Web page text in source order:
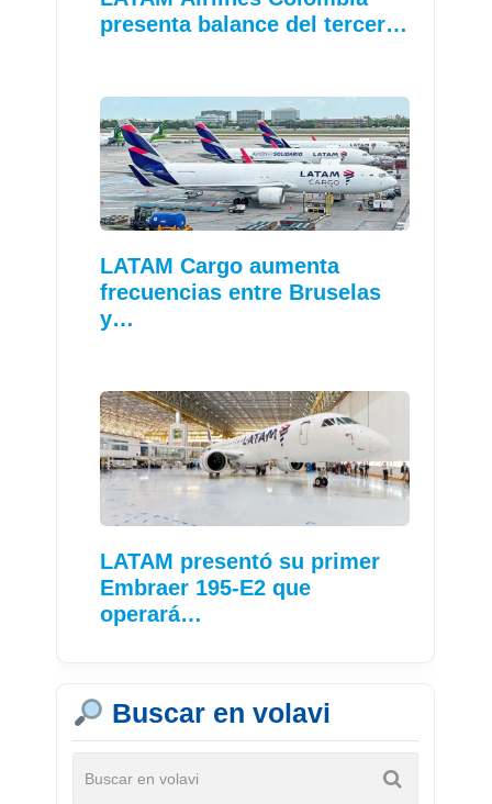
presenta balance del tercer…
LATAM Cargo aumenta
frecuencias entre Bruselas
y…
LATAM presentó su primer
Embraer 195-E2 que
operará…
Buscar en volavi